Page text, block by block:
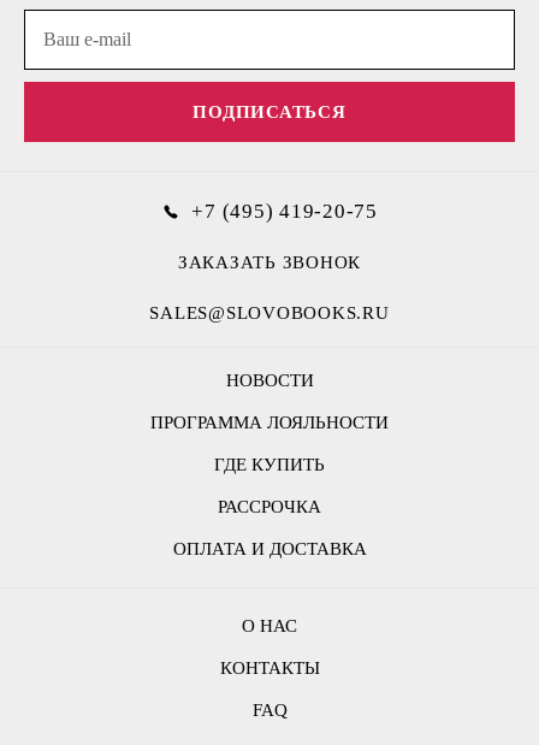
НОВОСТИ
ПРОГРАММА ЛОЯЛЬНОСТИ
ГДЕ КУПИТЬ
РАССРОЧКА
ОПЛАТА И ДОСТАВКА
ПОДПИСАТЬСЯ
О НАС
КОНТАКТЫ
FAQ
+7 (495) 419-20-75
ЗАКАЗАТЬ ЗВОНОК
SALES@SLOVOBOOKS.RU